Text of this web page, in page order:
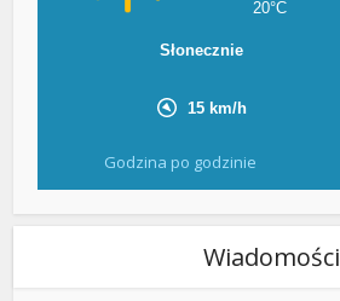
Godzina po godzinie
Wiadomości